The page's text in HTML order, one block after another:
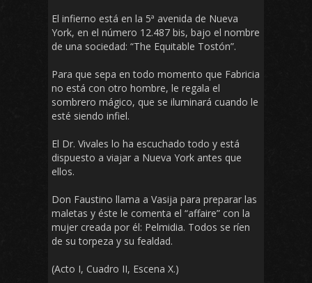
El infierno está en la 5ª avenida de Nueva
York, en el número 12.487 bis, bajo el nombre
de una sociedad: “The Equitable Tostón”.
Para que sepa en todo momento que Fabricia
no está con otro hombre, le regala el
sombrero mágico, que se iluminará cuando le
esté siendo infiel.
El Dr. Vivales lo ha escuchado todo y está
dispuesto a viajar a Nueva York antes que
ellos.
Don Faustino llama a Vasija para preparar las
maletas y éste le comenta el “affaire” con la
mujer creada por él: Pelmidia. Todos se ríen
de su torpeza y su fealdad.
(Acto I, Cuadro II, Escena X.)